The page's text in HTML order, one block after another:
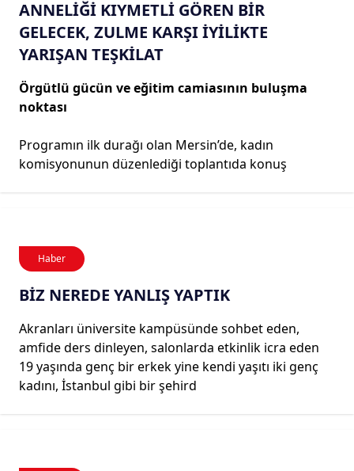
ANNELİĞİ KIYMETLİ GÖREN BİR
GELECEK, ZULME KARŞI İYİLİKTE
YARIŞAN TEŞKİLAT
Örgütlü gücün ve eğitim camiasının buluşma
noktası
Programın ilk durağı olan Mersin’de, kadın
komisyonunun düzenlediği toplantıda konuş
Haber
BİZ NEREDE YANLIŞ YAPTIK
Akranları üniversite kampüsünde sohbet eden,
amfide ders dinleyen, salonlarda etkinlik icra eden
19 yaşında genç bir erkek yine kendi yaşıtı iki genç
kadını, İstanbul gibi bir şehird